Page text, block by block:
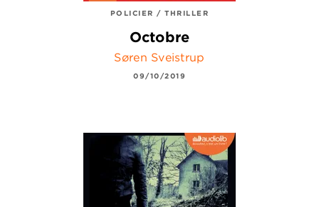
POLICIER / THRILLER
Octobre
Søren Sveistrup
09/10/2019